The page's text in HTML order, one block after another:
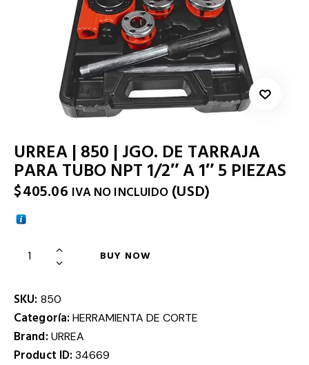
URREA | 850 | JGO. DE TARRAJA
PARA TUBO NPT 1/2″ A 1″ 5 PIEZAS
$405.06 IVA NO INCLUIDO (USD)
BUY NOW
SKU: 850
Categoría:HERRAMIENTA DE CORTE
Brand: URREA
Product ID:34669